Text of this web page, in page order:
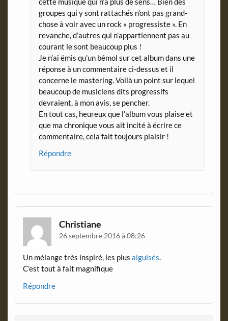
groupes qui y sont rattachés n’ont pas grand-
chose à voir avec un rock « progressiste ». En
revanche, d’autres qui n’appartiennent pas au
courant le sont beaucoup plus !
Je n’ai émis qu’un bémol sur cet album dans une
réponse à un commentaire ci-dessus et il
concerne le mastering. Voilà un point sur lequel
beaucoup de musiciens dits progressifs
devraient, à mon avis, se pencher.
En tout cas, heureux que l’album vous plaise et
que ma chronique vous ait incité à écrire ce
commentaire, cela fait toujours plaisir !
Répondre
Christiane
26 septembre 2016 à 08:26
Un mélange très inspiré, les plusaiguisés.
C’est tout à fait magnifique
Répondre